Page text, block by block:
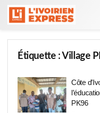
Étiquette :Village
Côte
PK96